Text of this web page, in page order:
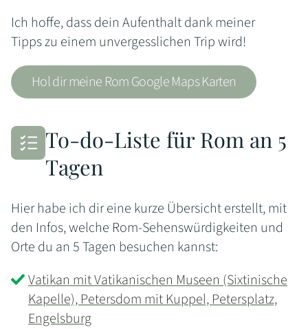
Ich hoffe, dass dein Aufenthalt dank meiner
Tipps zu einem unvergesslichen Trip wird!
Hol dir meine Rom Google Maps Karten
To-do-Liste für Rom an 5
Tagen
Hier habe ich dir eine kurze Übersicht erstellt, mit
den Infos, welche Rom-Sehenswürdigkeiten und
Orte du an 5 Tagen besuchen kannst:
Vatikan mit Vatikanischen Museen (Sixtinische
Kapelle), Petersdom mit Kuppel, Petersplatz,
Engelsburg